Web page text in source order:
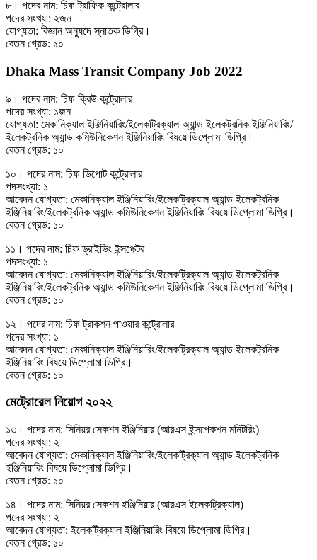
৮। পদের নাম: চিফ ট্রাফিক কন্ট্রোলার
পদের সংখ্যা: ২জন
যোগ্যতা: বিজ্ঞান অনুষদে স্নাতক ডিগ্রি।
বেতন গ্রেড: ১০
Dhaka Mass Transit Company Job 2022
৯। পদের নাম: চিফ ক্রিউ কন্ট্রোলার
পদের সংখ্যা: ১জন
যোগ্যতা: মেকানিক্যাল ইঞ্জিনিয়ারিং/ইলেকট্রিক্যাল অ্যান্ড ইলেকট্রনিক ইঞ্জিনিয়ারিং/
ইলেকট্রনিক অ্যান্ড কমিউনিকেশন ইঞ্জিনিয়ারিং বিষয়ে ডিপ্লোমা ডিগ্রি।
বেতন গ্রেড: ১০
১০। পদের নাম: চিফ ডিপোট কন্ট্রোলার
পদসংখ্যা: ১
আবেদন যোগ্যতা: মেকানিক্যাল ইঞ্জিনিয়ারিং/ইলেকট্রিক্যাল অ্যান্ড ইলেকট্রনিক
ইঞ্জিনিয়ারিং/ইলেকট্রনিক অ্যান্ড কমিউনিকেশন ইঞ্জিনিয়ারিং বিষয়ে ডিপ্লোমা ডিগ্রি।
বেতন গ্রেড: ১০
১১। পদের নাম: চিফ ড্রাইভিং ইন্সপেক্টর
পদসংখ্যা: ১
আবেদন যোগ্যতা: মেকানিক্যাল ইঞ্জিনিয়ারিং/ইলেকট্রিক্যাল অ্যান্ড ইলেকট্রনিক
ইঞ্জিনিয়ারিং/ইলেকট্রনিক অ্যান্ড কমিউনিকেশন ইঞ্জিনিয়ারিং বিষয়ে ডিপ্লোমা ডিগ্রি।
বেতন গ্রেড: ১০
১২। পদের নাম: চিফ ট্রাকশন পাওয়ার কন্ট্রোলার
পদের সংখ্যা: ১
আবেদন যোগ্যতা: মেকানিক্যাল ইঞ্জিনিয়ারিং/ইলেকট্রিক্যাল অ্যান্ড ইলেকট্রনিক
ইঞ্জিনিয়ারিং বিষয়ে ডিপ্লোমা ডিগ্রি।
বেতন গ্রেড: ১০
মেট্রোরেল নিয়োগ ২০২২
১৩। পদের নাম: সিনিয়র সেকশন ইঞ্জিনিয়ার (আরএস ইন্সপেকশন মনিটরিং)
পদের সংখ্যা: ২
আবেদন যোগ্যতা: মেকানিক্যাল ইঞ্জিনিয়ারিং/ইলেকট্রিক্যাল অ্যান্ড ইলেকট্রনিক
ইঞ্জিনিয়ারিং বিষয়ে ডিপ্লোমা ডিগ্রি।
বেতন গ্রেড: ১০
১৪। পদের নাম: সিনিয়র সেকশন ইঞ্জিনিয়ার (আরএস ইলেকট্রিক্যাল)
পদের সংখ্যা: ২
আবেদন যোগ্যতা: ইলেকট্রিক্যাল ইঞ্জিনিয়ারিং বিষয়ে ডিপ্লোমা ডিগ্রি।
বেতন গ্রেড: ১০